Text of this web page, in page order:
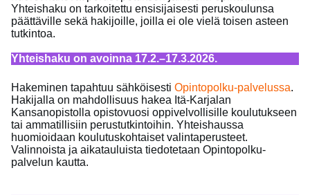
Yhteishaku on tarkoitettu ensisijaisesti peruskoulunsa
päättäville sekä hakijoille, joilla ei ole vielä toisen asteen
tutkintoa.
Yhteishaku on avoinna 17.2.–17.3.2026.
Hakeminen tapahtuu sähköisesti Opintopolku-palvelussa.
Hakijalla on mahdollisuus hakea Itä-Karjalan
Kansanopistolla opistovuosi oppivelvollisille koulutukseen
tai ammatillisiin perustutkintoihin. Yhteishaussa
huomioidaan koulutuskohtaiset valintaperusteet.
Valinnoista ja aikatauluista tiedotetaan Opintopolku-
palvelun kautta.